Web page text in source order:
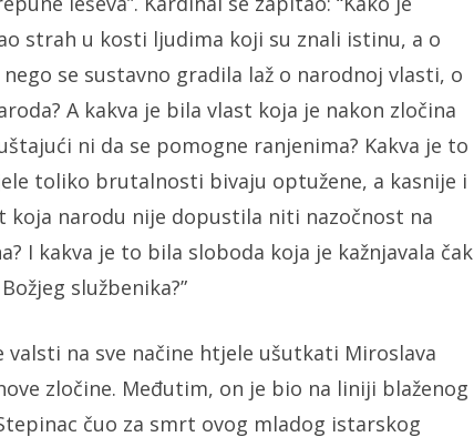
strah u kosti ljudima koji su znali istinu, a o
se sustavno gradila laž o narodnoj vlasti, o
A kakva je bila vlast koja je nakon zločina
ni da se pomogne ranjenima? Kakva je to
toliko brutalnosti bivaju optužene, a kasnije i
koja narodu nije dopustila niti nazočnost na
I kakva je to bila sloboda koja je kažnjavala čak
službenika?”
na sve načine htjele ušutkati Miroslava
zločine. Međutim, on je bio na liniji blaženog
čuo za smrt ovog mladog istarskog